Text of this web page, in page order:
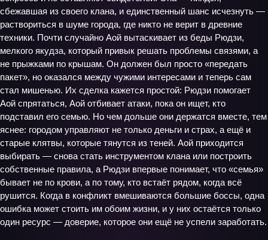
сбежавшая из своего клана, и единственный шанс исчезнуть —
раствориться в шуме города, где никто не верит в древние
техники. Почти случайно Аой вытаскивает из беды Рюдзи,
мелкого якудза, который привык решать проблемы связями, а
не прыжками по крышам. Он должен был просто «передать
пакет», но оказался между чужими интересами и теперь сам
стал мишенью. Их сделка кажется простой: Рюдзи помогает
Аой спрятаться, Аой отбивает атаки, пока он ищет, кто
подставил его семью. Но чем дольше они держатся вместе, тем
яснее: городом управляют не только деньги и страх, а ещё и
старые клятвы, которые тянутся из теней. Аой приходится
выбирать — снова стать инструментом клана или построить
собственные правила, а Рюдзи впервые понимает, что «семья»
бывает не по крови, а по тому, кто встаёт рядом, когда всё
рушится. Когда в конфликт вмешиваются большие боссы, одна
ошибка может стоить им обоим жизни, и у них остаётся только
один ресурс — доверие, которое они ещё не успели заработать.